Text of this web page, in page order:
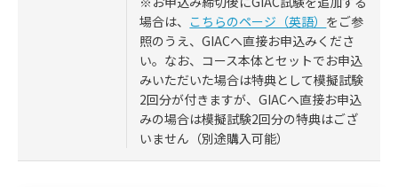
場合は、 こちらのページ（英語） をご参
照のうえ、GIACへ直接お申込みくださ
い。なお、コース本体とセットでお申込
みいただいた場合は特典として模擬試験
2回分が付きますが、GIACへ直接お申込
みの場合は模擬試験2回分の特典はござ
いません（別途購入可能）